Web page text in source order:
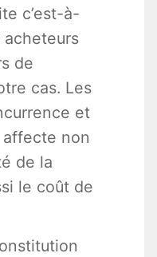
c’est-à-
acheteurs
de
cas. Les
et
non
de la
le coût de